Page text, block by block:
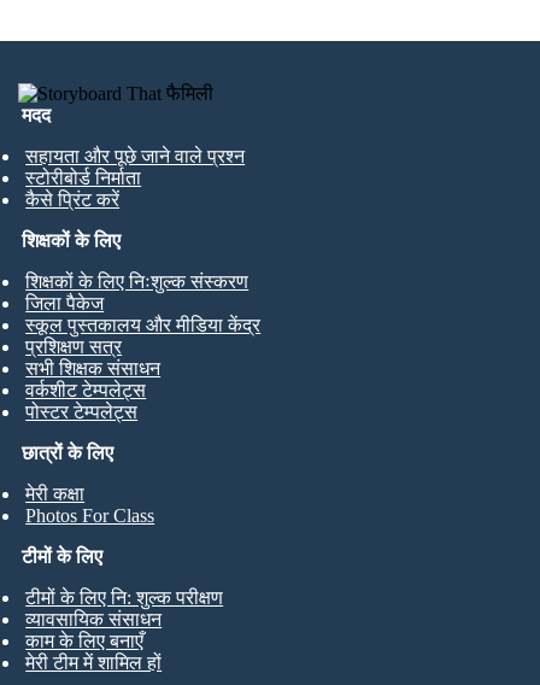
मदद
सहायता और पूछे जाने वाले प्रश्न
स्टोरीबोर्ड निर्माता
कैसे प्रिंट करें
छात्रों के लिए
मेरी कक्षा
Photos For Class
शिक्षकों के लिए
शिक्षकों के लिए निःशुल्क संस्करण
जिला पैकेज
स्कूल पुस्तकालय और मीडिया केंद्र
प्रशिक्षण सत्र
सभी शिक्षक संसाधन
वर्कशीट टेम्पलेट्स
पोस्टर टेम्पलेट्स
टीमों के लिए
टीमों के लिए नि: शुल्क परीक्षण
व्यावसायिक संसाधन
काम के लिए बनाएँ
मेरी टीम में शामिल हों